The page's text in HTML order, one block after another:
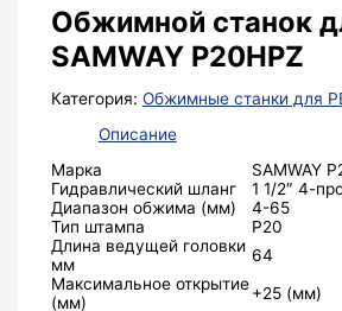
Обжимной станок
SAMWAY P20HPZ
Категория: Обжимные станки для
Описание
Марка
SAMWAY
Гидравлический шланг
1 1/2″ 4-
Диапазон обжима (мм)
4-65
Тип штампа
P20
Длина ведущей головки
мм
64
Максимальное открытие
(мм)
+25 (мм)